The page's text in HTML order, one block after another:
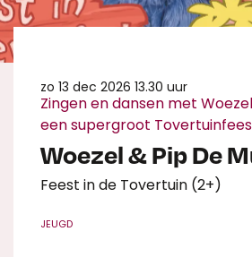
Woezel & Pip De
Feest in de Tovertuin (2+)
Zingen en dansen met
een supergroot
zo 13 dec 2026 13.30 uur
JEUGD